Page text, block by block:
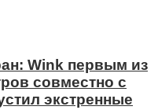
Wink первым из
совместно с
экстренные